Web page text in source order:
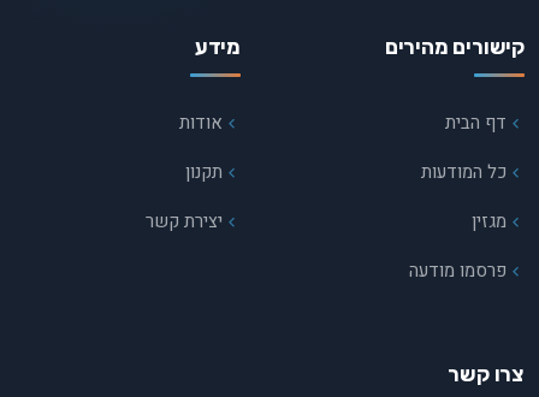
קישורים מהירים
דף הבית
כל המודעות
מגזין
פרסמו מודעה
מידע
אודות
תקנון
יצירת קשר
צרו קשר